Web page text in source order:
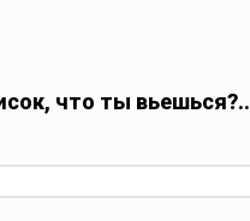
что ты вьешься?..